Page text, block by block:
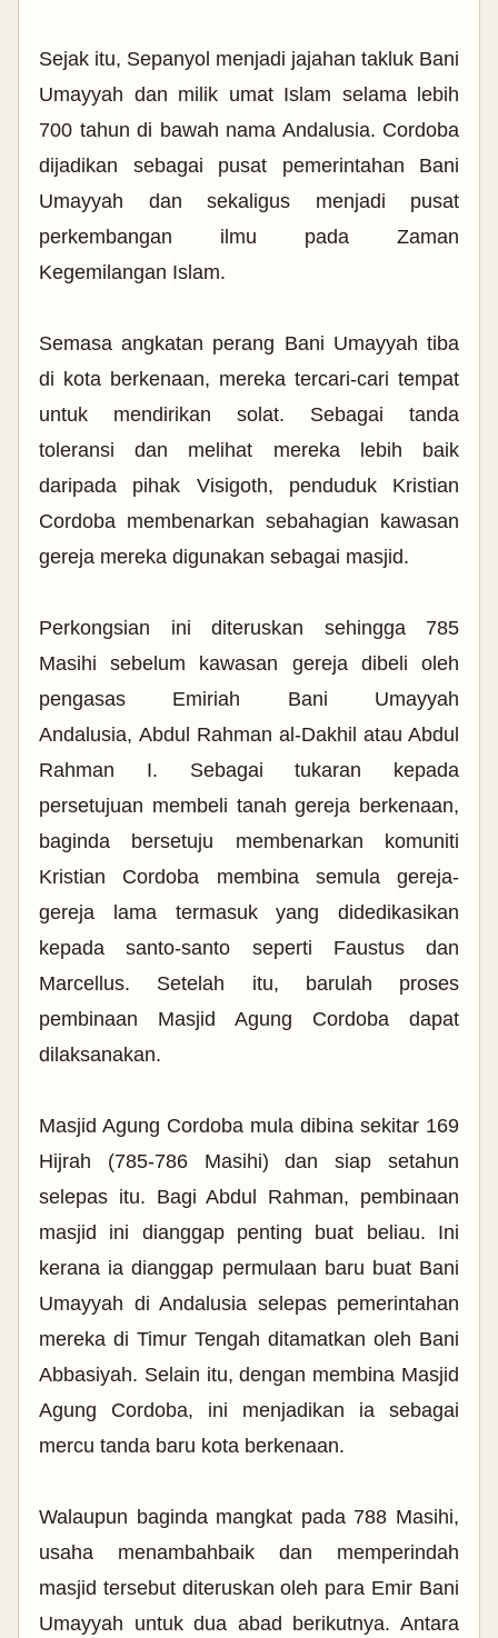
Sejak itu, Sepanyol menjadi jajahan takluk Bani
Umayyah dan milik umat Islam selama lebih
700 tahun di bawah nama Andalusia. Cordoba
dijadikan sebagai pusat pemerintahan Bani
Umayyah dan sekaligus menjadi pusat
perkembangan ilmu pada Zaman
Kegemilangan Islam.
Semasa angkatan perang Bani Umayyah tiba
di kota berkenaan, mereka tercari-cari tempat
untuk mendirikan solat. Sebagai tanda
toleransi dan melihat mereka lebih baik
daripada pihak Visigoth, penduduk Kristian
Cordoba membenarkan sebahagian kawasan
gereja mereka digunakan sebagai masjid.
Perkongsian ini diteruskan sehingga 785
Masihi sebelum kawasan gereja dibeli oleh
pengasas Emiriah Bani Umayyah
Andalusia, Abdul Rahman al-Dakhil atau Abdul
Rahman I. Sebagai tukaran kepada
persetujuan membeli tanah gereja berkenaan,
baginda bersetuju membenarkan komuniti
Kristian Cordoba membina semula gereja-
gereja lama termasuk yang didedikasikan
kepada santo-santo seperti Faustus dan
Marcellus. Setelah itu, barulah proses
pembinaan Masjid Agung Cordoba dapat
dilaksanakan.
Masjid Agung Cordoba mula dibina sekitar 169
Hijrah (785-786 Masihi) dan siap setahun
selepas itu. Bagi Abdul Rahman, pembinaan
masjid ini dianggap penting buat beliau. Ini
kerana ia dianggap permulaan baru buat Bani
Umayyah di Andalusia selepas pemerintahan
mereka di Timur Tengah ditamatkan oleh Bani
Abbasiyah. Selain itu, dengan membina Masjid
Agung Cordoba, ini menjadikan ia sebagai
mercu tanda baru kota berkenaan.
Walaupun baginda mangkat pada 788 Masihi,
usaha menambahbaik dan memperindah
masjid tersebut diteruskan oleh para Emir Bani
Umayyah untuk dua abad berikutnya. Antara